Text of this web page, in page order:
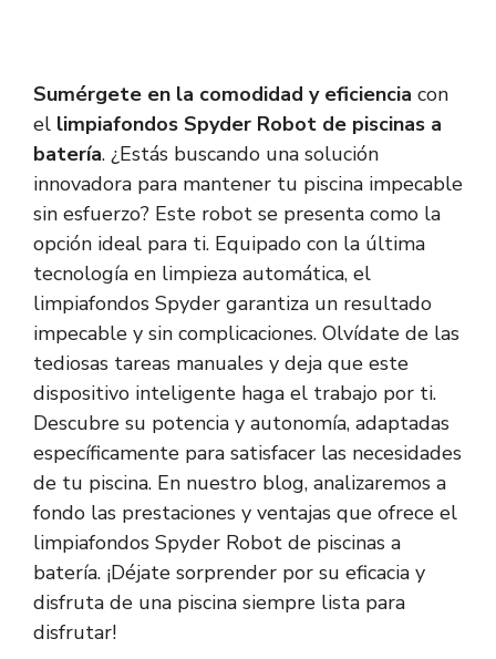
Sumérgete en la comodidad y eficiencia con
el limpiafondos Spyder Robot de piscinas a
batería. ¿Estás buscando una solución
innovadora para mantener tu piscina impecable
sin esfuerzo? Este robot se presenta como la
opción ideal para ti. Equipado con la última
tecnología en limpieza automática, el
limpiafondos Spyder garantiza un resultado
impecable y sin complicaciones. Olvídate de las
tediosas tareas manuales y deja que este
dispositivo inteligente haga el trabajo por ti.
Descubre su potencia y autonomía, adaptadas
específicamente para satisfacer las necesidades
de tu piscina. En nuestro blog, analizaremos a
fondo las prestaciones y ventajas que ofrece el
limpiafondos Spyder Robot de piscinas a
batería. ¡Déjate sorprender por su eficacia y
disfruta de una piscina siempre lista para
disfrutar!